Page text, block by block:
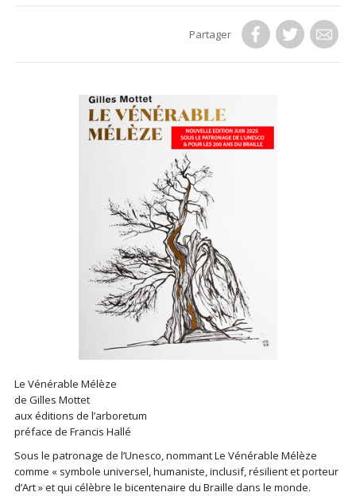
Partager
Le Vénérable Mélèze
de Gilles Mottet
aux éditions de l’arboretum
préface de Francis Hallé
Sous le patronage de l’Unesco, nommant Le Vénérable Mélèze
comme « symbole universel, humaniste, inclusif, résilient et porteur
d’Art » et qui célèbre le bicentenaire du Braille dans le monde.